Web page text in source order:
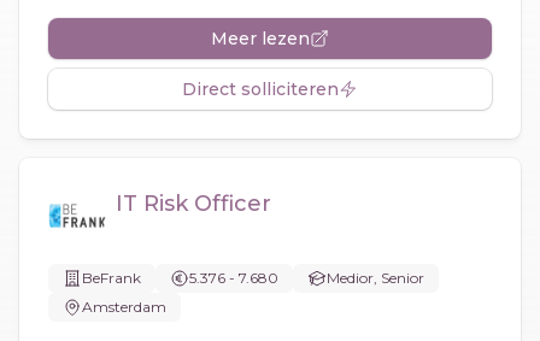
Meer lezen
Direct solliciteren
IT Risk Officer
BeFrank 5.376 - 7.680
Medior, Senior
Amsterdam